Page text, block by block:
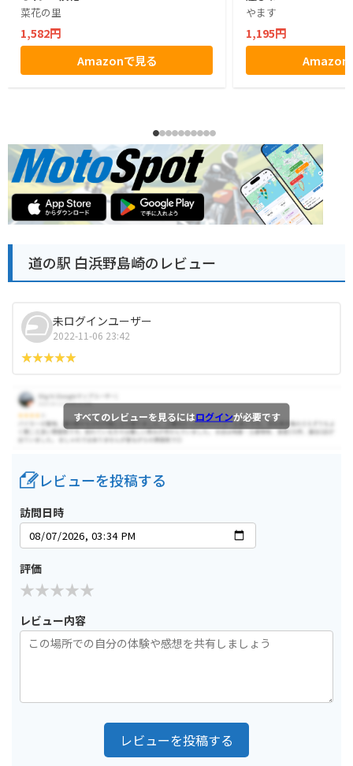
菜花の里
1,582円
Amazonで見る
やます
1,195円
Amazon
道の駅 白浜野島崎のレビュー
未ログインユーザー
2022-11-06 23:42
すべてのレビューを見るにはログインが必要です
レビューを投稿する
訪問日時
評価
レビュー内容
レビューを投稿する